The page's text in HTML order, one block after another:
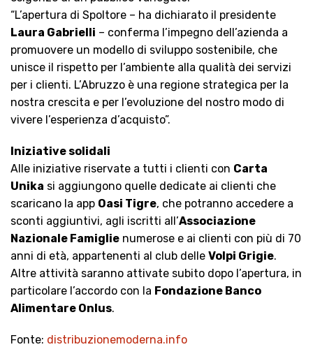
“L’apertura di Spoltore – ha dichiarato il presidente
Laura Gabrielli – conferma l’impegno dell’azienda a
promuovere un modello di sviluppo sostenibile, che
unisce il rispetto per l’ambiente alla qualità dei servizi
per i clienti. L’Abruzzo è una regione strategica per la
nostra crescita e per l’evoluzione del nostro modo di
vivere l’esperienza d’acquisto”.
Iniziative solidali
Alle iniziative riservate a tutti i clienti con Carta
Unika si aggiungono quelle dedicate ai clienti che
scaricano la app Oasi Tigre, che potranno accedere a
sconti aggiuntivi, agli iscritti all’Associazione
Nazionale Famiglie numerose e ai clienti con più di 70
anni di età, appartenenti al club delle Volpi Grigie.
Altre attività saranno attivate subito dopo l’apertura, in
particolare l’accordo con la Fondazione Banco
Alimentare Onlus.
Fonte: distribuzionemoderna.info